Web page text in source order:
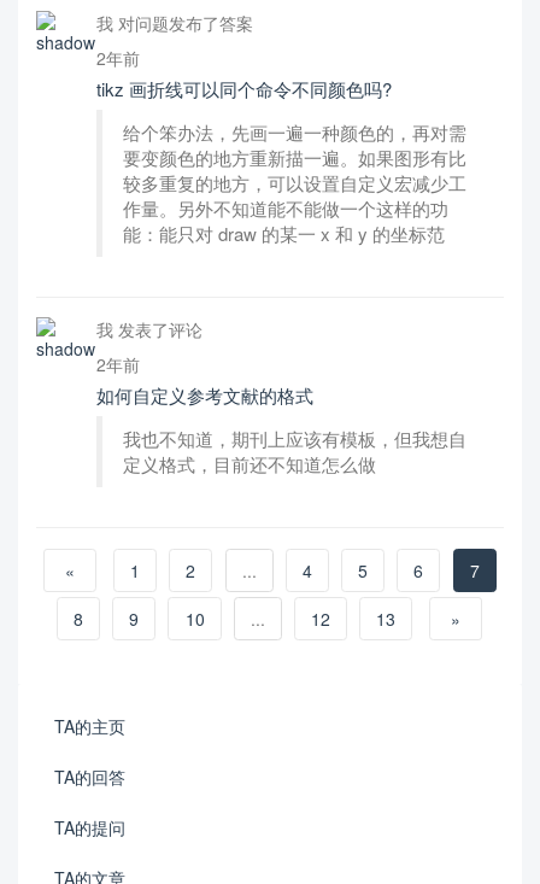
我 对问题发布了答案
2年前
tikz 画折线可以同个命令不同颜色吗?
给个笨办法，先画一遍一种颜色的，再对需
要变颜色的地方重新描一遍。如果图形有比
较多重复的地方，可以设置自定义宏减少工
作量。另外不知道能不能做一个这样的功
能：能只对 draw 的某一 x 和 y 的坐标范
我 发表了评论
2年前
如何自定义参考文献的格式
我也不知道，期刊上应该有模板，但我想自
定义格式，目前还不知道怎么做
« 1 2 ... 4 5 6
7
8
9 10 ... 12 13 »
TA的主页
TA的回答
TA的提问
TA的文章